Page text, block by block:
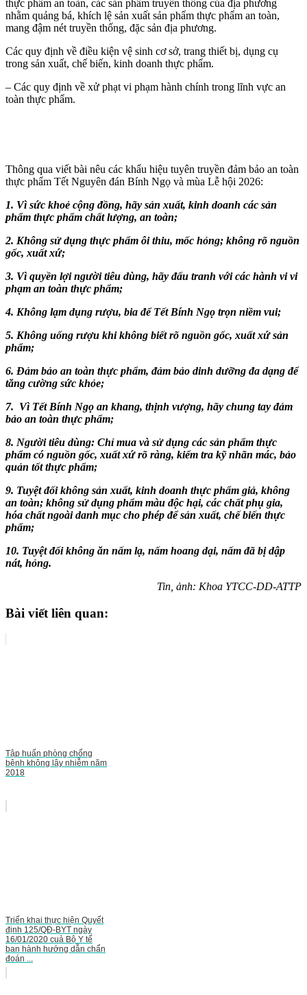
thực phẩm an toàn, các sản phẩm truyền thống của địa phương
nhằm quảng bá, khích lệ sản xuất sản phẩm thực phẩm an toàn,
mang đậm nét truyền thống, đặc sản địa phương.
Các quy định về điều kiện vệ sinh cơ sở, trang thiết bị, dụng cụ
trong sản xuất, chế biến, kinh doanh thực phẩm.
– Các quy định về xử phạt vi phạm hành chính trong lĩnh vực an
toàn thực phẩm.
Thông qua viết bài nêu các khẩu hiệu tuyên truyền đảm bảo an toàn
thực phẩm Tết Nguyên đán Bính Ngọ và mùa Lễ hội 2026:
1. Vì sức khoẻ cộng đồng, hãy sản xuất, kinh doanh các sản
phẩm thực phẩm chất lượng, an toàn;
2. Không sử dụng thực phẩm ôi thiu, mốc hỏng; không rõ nguồn
gốc, xuất xứ;
3. Vì quyền lợi người tiêu dùng, hãy đấu tranh với các hành vi vi
phạm an toàn thực phẩm;
4. Không lạm dụng rượu, bia để Tết Bính Ngọ trọn niềm vui;
5. Không uống rượu khi không biết rõ nguồn gốc, xuất xứ sản
phẩm;
6. Đảm bảo an toàn thực phẩm, đảm bảo dinh dưỡng đa dạng để
tăng cường sức khỏe;
7. Vì Tết Bính Ngọ an khang, thịnh vượng, hãy chung tay đảm
bảo an toàn thực phẩm;
8. Người tiêu dùng: Chỉ mua và sử dụng các sản phẩm thực
phẩm có nguồn gốc, xuất xứ rõ ràng, kiểm tra kỹ nhãn mác, bảo
quản tốt thực phẩm;
9. Tuyệt đối không sản xuất, kinh doanh thực phẩm giả, không
an toàn; không sử dụng phẩm màu độc hại, các chất phụ gia,
hóa chất ngoài danh mục cho phép để sản xuất, chế biến thực
phẩm;
10. Tuyệt đối không ăn nấm lạ, nấm hoang dại, nấm đã bị dập
nát, hỏng.
Tin, ảnh: Khoa YTCC-DD-ATTP
Bài viết liên quan:
Tập huấn phòng chống
bệnh không lây nhiễm năm
2018
Triển khai thực hiện Quyết
định 125/QĐ-BYT ngày
16/01/2020 cuả Bộ Y tế
ban hành hướng dẫn chẩn
đoán ...